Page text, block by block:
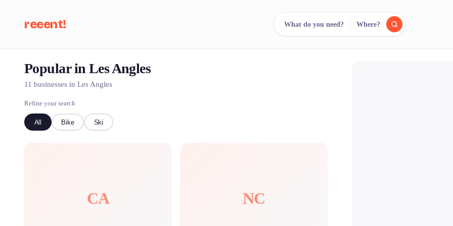
reeent! What do you need? Where?
Popular in Les Angles
11 businesses in Les Angles
Refine your search
All Bike Ski
CA NC